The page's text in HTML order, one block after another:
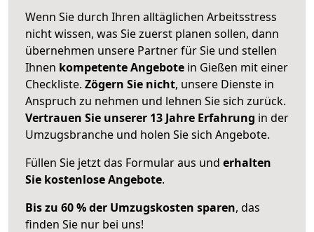
Wenn Sie durch Ihren alltäglichen Arbeitsstress
nicht wissen, was Sie zuerst planen sollen, dann
übernehmen unsere Partner für Sie und stellen
Ihnen kompetente Angebote in Gießen mit einer
Checkliste. Zögern Sie nicht, unsere Dienste in
Anspruch zu nehmen und lehnen Sie sich zurück.
Vertrauen Sie unserer 13 Jahre Erfahrung in der
Umzugsbranche und holen Sie sich Angebote.
Füllen Sie jetzt das Formular aus und erhalten
Sie kostenlose Angebote.
Bis zu 60 % der Umzugskosten sparen, das
finden Sie nur bei uns!